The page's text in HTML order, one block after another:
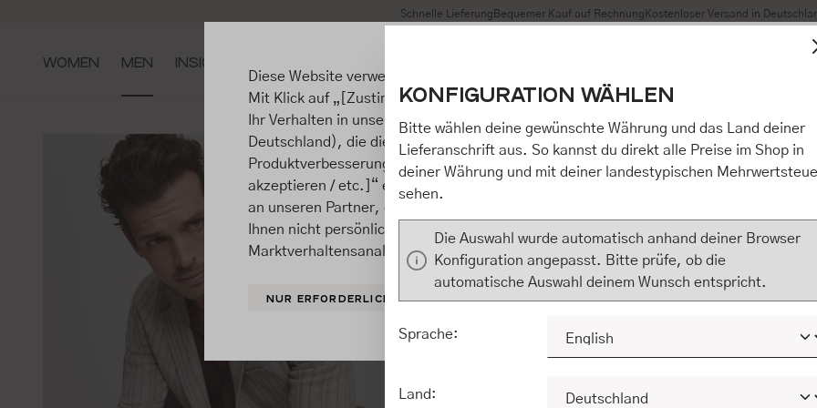
Zur Hauptnavigation springen Schnelle Lieferung Bequemer Kauf auf Rechnung Kostenloser Versand in
WOMEN MEN INSIGHTS
Diese Website verwendet Cookies, um eine bestmögliche Erfahrung bieten zu können.
Mit Klick auf „[Zustimmen / Alles akzeptieren / etc.]“ erteilen Sie Ihre Einwilligung
Ihr Verhalten in unserem Shop an unseren Partner, die shopware AG (Ebbinghoff 10,
Deutschland), die diese Daten Ihnen nicht persönlich zuordnen kann, sie aber zu
Produktverbesserungen, Marktverhaltensanalysen) verarbeiten darf. Mit Klick auf
akzeptieren / etc.]“ erteilen Sie Ihre Einwilligung auch in die Weitergabe über Ihr
an unseren Partner, die shopware AG (Ebbinghoff 10, 48624 Schöppingen,
Ihnen nicht persönlich zuordnen kann, sie aber zu eigenen Zwecken (z.B.
Marktverhaltensanalysen) verarbeiten darf.
NUR ERFORDERLICHE KONFIGURIEREN ALLE COOKIES
KONFIGURATION WÄHLEN
Bitte wählen deine gewünschte Währung und das Land deiner
Lieferanschrift aus. So kannst du direkt alle Preise im Shop in
deiner Währung und mit deiner landestypischen
sehen.
Die Auswahl wurde automatisch anhand deiner Browser
Konfiguration angepasst. Bitte prüfe, ob die
automatische Auswahl deinem Wunsch entspricht.
Sprache:
Land: